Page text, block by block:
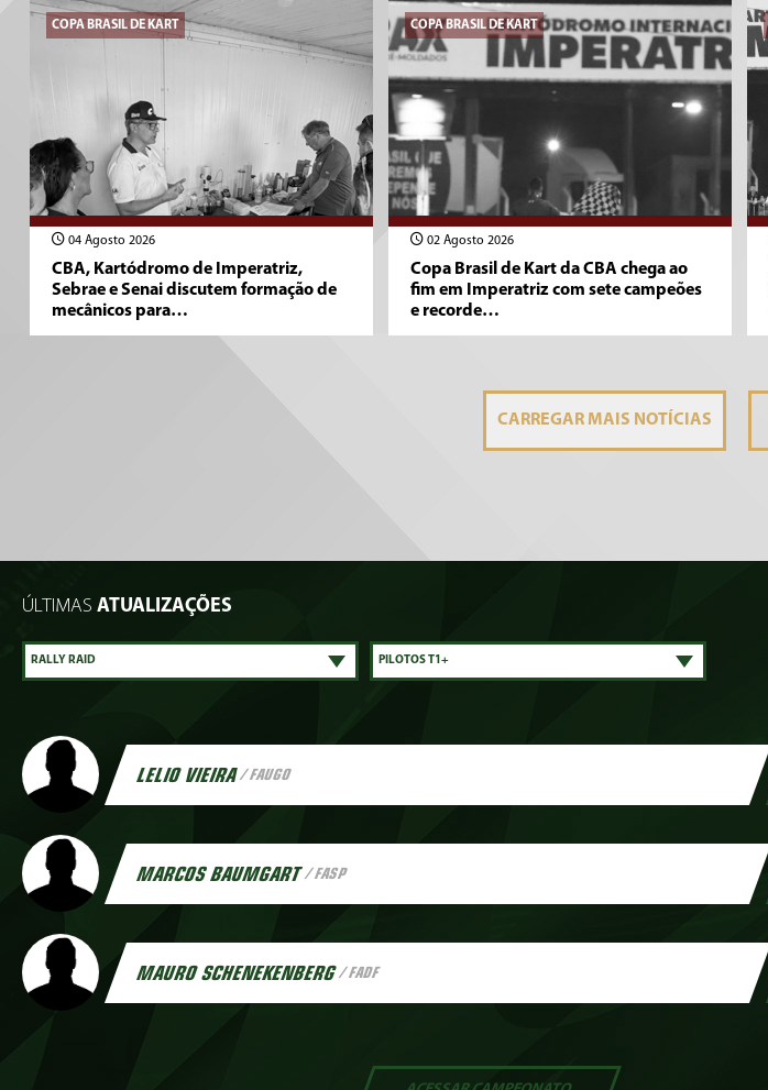
COPA BRASIL DE KART
04 Agosto 2026
CBA, Kartódromo de Imperatriz,
Sebrae e Senai discutem formação de
mecânicos para…
COPA BRASIL DE KART
02 Agosto 2026
Copa Brasil de Kart da CBA chega ao
fim em Imperatriz com sete campeões
e recorde…
CARREGAR MAIS NOTÍCIAS
ÚLTIMAS ATUALIZAÇÕES
LELIO VIEIRA/ FAUGO
MARCOS BAUMGART/ FASP
MAURO SCHENEKENBERG/ FADF